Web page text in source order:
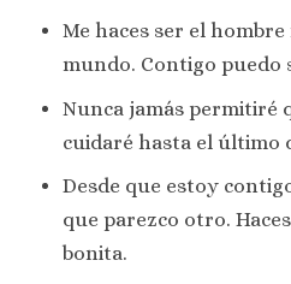
Me haces ser el
mundo. Contigo puedo
Nunca jamás permitiré
cuidaré hasta el último
Desde que estoy
que parezco otro.
bonita.